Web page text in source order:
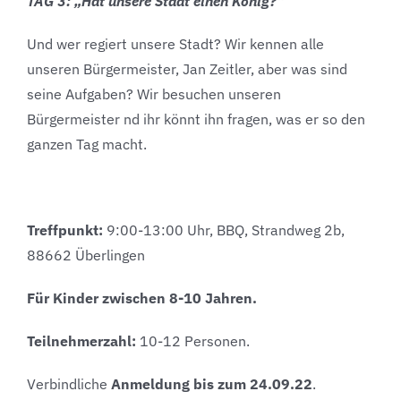
Und wer regiert unsere Stadt? Wir kennen alle
unseren Bürgermeister, Jan Zeitler, aber was sind
seine Aufgaben? Wir besuchen unseren
Bürgermeister nd ihr könnt ihn fragen, was er so den
ganzen Tag macht.
Treffpunkt: 9:00-13:00 Uhr, BBQ, Strandweg 2b,
88662 Überlingen
Für Kinder zwischen 8-10 Jahren.
Teilnehmerzahl: 10-12 Personen.
Verbindliche Anmeldung bis zum 24.09.22.